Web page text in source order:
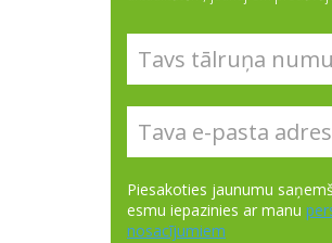
Piesakoties jaunumu
esmu iepazinies ar manu
nosacījumiem